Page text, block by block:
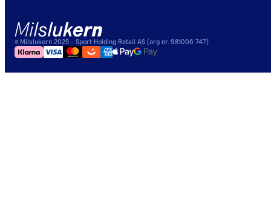
© Milslukern 2025 - Sport Holding Retail AS (org nr. 981006 747)